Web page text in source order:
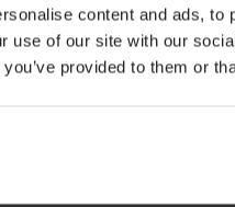
content and ads,
use of our site with our
provided to them or